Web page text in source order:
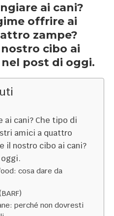
ai cani?
offrire ai
zampe?
cibo ai
post di oggi.
ai cani? Che tipo di
amici a quattro
il nostro cibo ai cani?
cosa dare da
perché non dovresti